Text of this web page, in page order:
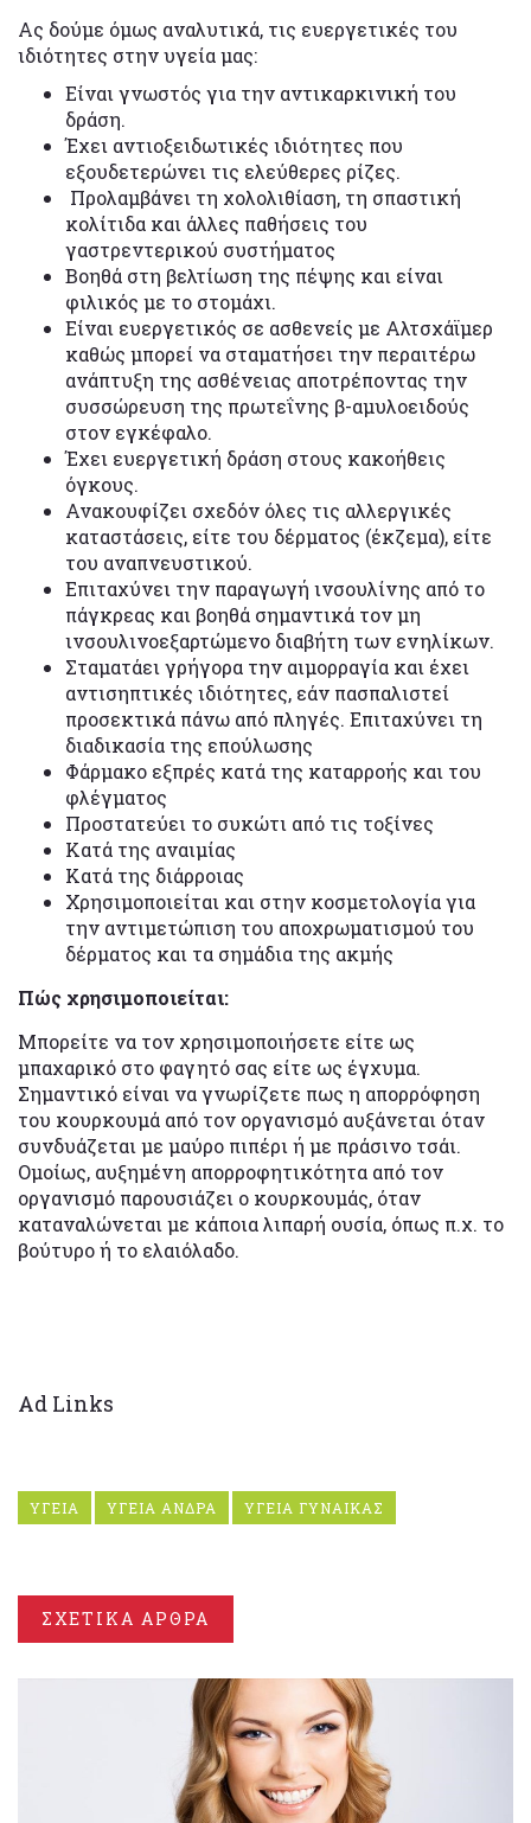
Ας δούμε όμως αναλυτικά, τις ευεργετικές του
ιδιότητες στην υγεία μας:
Είναι γνωστός για την αντικαρκινική του
δράση.
Έχει αντιοξειδωτικές ιδιότητες που
εξουδετερώνει τις ελεύθερες ρίζες.
Προλαμβάνει τη χολολιθίαση, τη σπαστική
κολίτιδα και άλλες παθήσεις του
γαστρεντερικού συστήματος
Βοηθά στη βελτίωση της πέψης και είναι
φιλικός με το στομάχι.
Είναι ευεργετικός σε ασθενείς με Αλτσχάϊμερ
καθώς μπορεί να σταματήσει την περαιτέρω
ανάπτυξη της ασθένειας αποτρέποντας την
συσσώρευση της πρωτεΐνης β-αμυλοειδούς
στον εγκέφαλο.
Έχει ευεργετική δράση στους κακοήθεις
όγκους.
Ανακουφίζει σχεδόν όλες τις αλλεργικές
καταστάσεις, είτε του δέρματος (έκζεμα), είτε
του αναπνευστικού.
Επιταχύνει την παραγωγή ινσουλίνης από το
πάγκρεας και βοηθά σημαντικά τον μη
ινσουλινοεξαρτώμενο διαβήτη των ενηλίκων.
Σταματάει γρήγορα την αιμορραγία και έχει
αντισηπτικές ιδιότητες, εάν πασπαλιστεί
προσεκτικά πάνω από πληγές. Επιταχύνει τη
διαδικασία της επούλωσης
Φάρμακο εξπρές κατά της καταρροής και του
φλέγματος
Προστατεύει το συκώτι από τις τοξίνες
Κατά της αναιμίας
Κατά της διάρροιας
Χρησιμοποιείται και στην κοσμετολογία για
την αντιμετώπιση του αποχρωματισμού του
δέρματος και τα σημάδια της ακμής
Πώς χρησιμοποιείται:
Μπορείτε να τον χρησιμοποιήσετε είτε ως
μπαχαρικό στο φαγητό σας είτε ως έγχυμα.
Σημαντικό είναι να γνωρίζετε πως η απορρόφηση
του κουρκουμά από τον οργανισμό αυξάνεται όταν
συνδυάζεται με μαύρο πιπέρι ή με πράσινο τσάι.
Ομοίως, αυξημένη απορροφητικότητα από τον
οργανισμό παρουσιάζει ο κουρκουμάς, όταν
καταναλώνεται με κάποια λιπαρή ουσία, όπως π.χ. το
βούτυρο ή το ελαιόλαδο.
Ad Links
ΥΓΕΙΑ ΥΓΕΙΑ ΑΝΔΡΑ ΥΓΕΙΑ ΓΥΝΑΙΚΑΣ
ΣΧΕΤΙΚΑ ΑΡΘΡΑ